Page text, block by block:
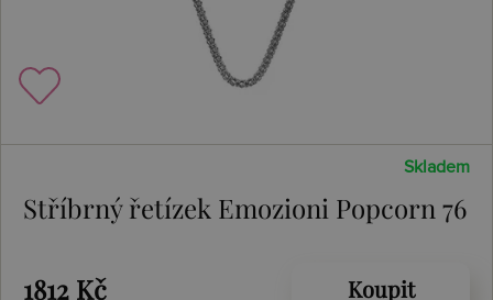
Skladem
Stříbrný řetízek Emozioni Popcorn 76
1812 Kč Koupit